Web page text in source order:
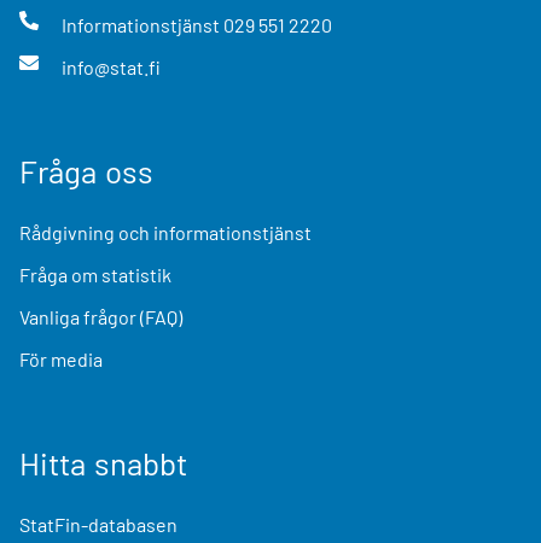
Informationstjänst 029 551 2220
info@stat.fi
Fråga oss
Rådgivning och informationstjänst
Fråga om statistik
Vanliga frågor (FAQ)
För media
Hitta snabbt
StatFin-databasen